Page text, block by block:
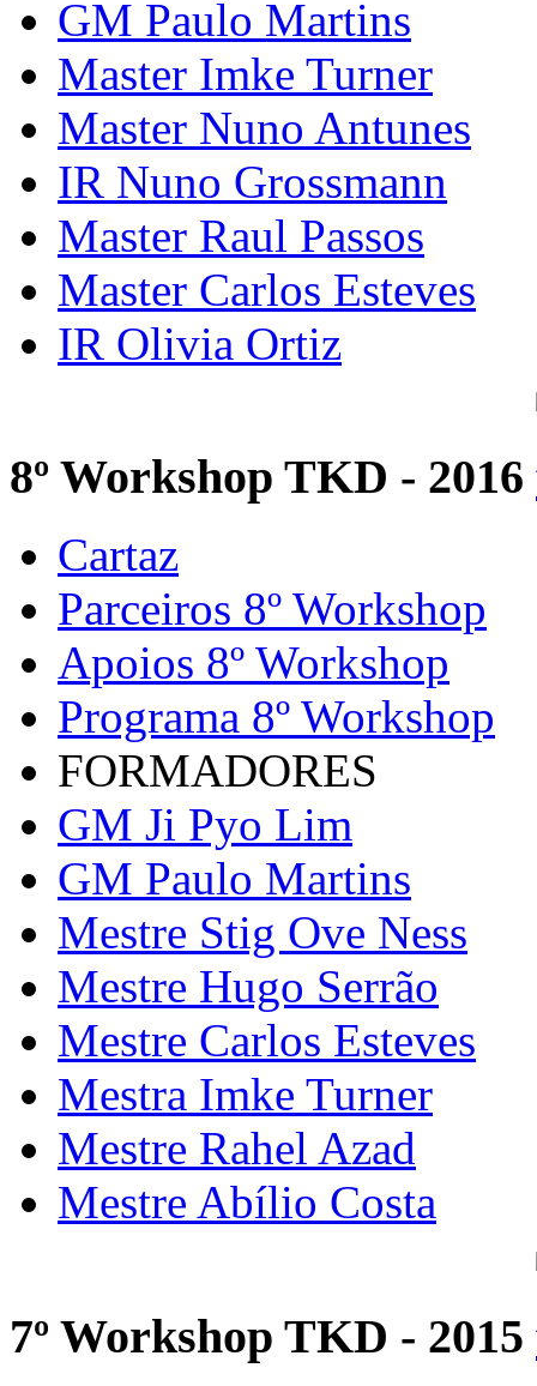
GM Paulo Martins
Master Imke Turner
Master Nuno Antunes
IR Nuno Grossmann
Master Raul Passos
Master Carlos Esteves
IR Olivia Ortiz
8º Workshop TKD - 2016
Cartaz
Parceiros 8º Workshop
Apoios 8º Workshop
Programa 8º Workshop
FORMADORES
GM Ji Pyo Lim
GM Paulo Martins
Mestre Stig Ove Ness
Mestre Hugo Serrão
Mestre Carlos Esteves
Mestra Imke Turner
Mestre Rahel Azad
Mestre Abílio Costa
7º Workshop TKD - 2015